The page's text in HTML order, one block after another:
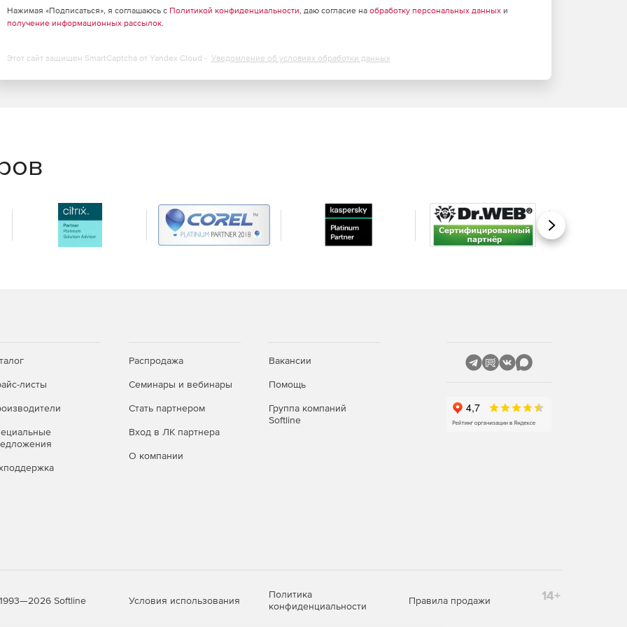
и сохранения наиболее удачных конфигураций для
точно настраивать каждый объект с
Кроме того, специалисты могут «на лету»
в проекте, а также выбирать готовые
экспорте данных из диаграмм, сделанных в
производителей непосредственно в
Нажимая «Подписаться», я соглашаюсь с Политикой конфиденциальности, даю согласие на обработку персональных данныхи
получение информационных рассылок.
Этот сайт защищен SmartCaptcha от Yandex Cloud - Уведомление об условиях обработки данных
Вперед
листы
Распродажа
Семинары и вебинары
Стать партнером
Вход в ЛК партнера
О компании
Вакансии
Помощь
Группа компаний
Softline
Softline Условия использования
Политика
конфиденциальности
Правила продажи 14+